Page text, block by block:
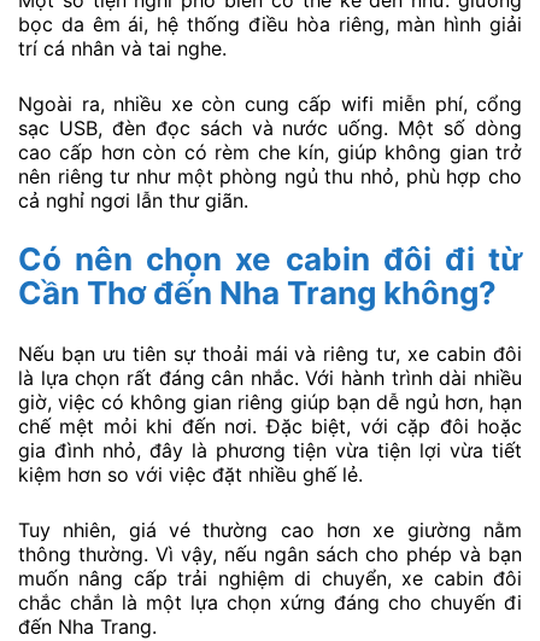
bọc da êm ái, hệ thống điều hòa riêng, màn hình giải
trí cá nhân và tai nghe.
Ngoài ra, nhiều xe còn cung cấp wifi miễn phí, cổng
sạc USB, đèn đọc sách và nước uống. Một số dòng
cao cấp hơn còn có rèm che kín, giúp không gian trở
nên riêng tư như một phòng ngủ thu nhỏ, phù hợp cho
cả nghỉ ngơi lẫn thư giãn.
Có nên chọn xe cabin đôi đi từ
Cần Thơ đến Nha Trang không?
Nếu bạn ưu tiên sự thoải mái và riêng tư, xe cabin đôi
là lựa chọn rất đáng cân nhắc. Với hành trình dài nhiều
giờ, việc có không gian riêng giúp bạn dễ ngủ hơn, hạn
chế mệt mỏi khi đến nơi. Đặc biệt, với cặp đôi hoặc
gia đình nhỏ, đây là phương tiện vừa tiện lợi vừa tiết
kiệm hơn so với việc đặt nhiều ghế lẻ.
Tuy nhiên, giá vé thường cao hơn xe giường nằm
thông thường. Vì vậy, nếu ngân sách cho phép và bạn
muốn nâng cấp trải nghiệm di chuyển, xe cabin đôi
chắc chắn là một lựa chọn xứng đáng cho chuyến đi
đến Nha Trang.